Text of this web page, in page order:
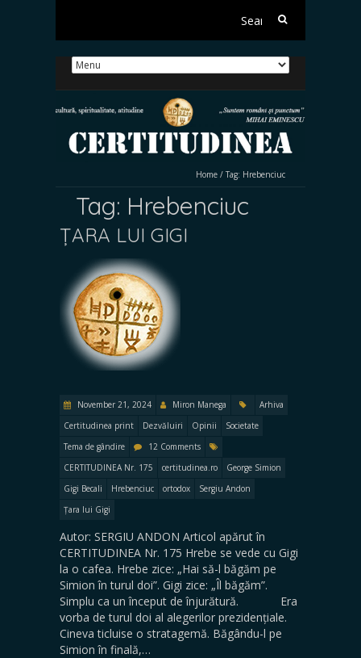
Search
Home / Tag: Hrebenciuc
Tag: Hrebenciuc
ȚARA LUI GIGI
November 21, 2024 Miron Manega
Arhiva
Certitudinea print
Dezvăluiri Opinii
Societate
Tema de gândire
12 Comments
CERTITUDINEA Nr. 175
certitudinea.ro
George Simion
Gigi Becali
Hrebenciuc ortodox
Sergiu Andon
Țara lui Gigi
Autor: SERGIU ANDON Articol apărut în
CERTITUDINEA Nr. 175 Hrebe se vede cu Gigi
la o cafea. Hrebe zice: „Hai să-l băgăm pe
Simion în turul doi”. Gigi zice: „Îl băgăm”.
Simplu ca un început de înjurătură. Era
vorba de turul doi al alegerilor prezidențiale.
Cineva ticluise o stratagemă. Băgându-l pe
Simion în finală,…